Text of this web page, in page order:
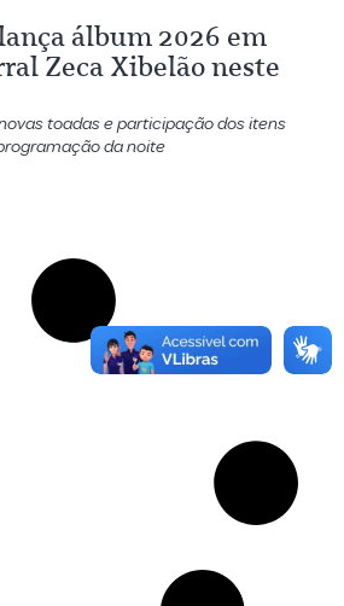
álbum 2026 em
Zeca Xibelão neste
toadas e participação dos itens
da noite